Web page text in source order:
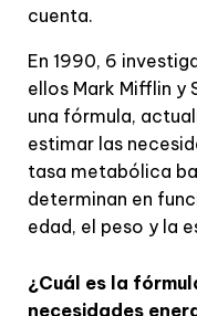
cuenta.
En 1990, 6
ellos Mark Mifflin y
una fórmula,
estimar las
tasa metabólica
determinan en
edad, el peso y la
¿Cuál es la
necesidades